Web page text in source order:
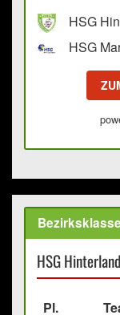
HSG
HSG
HSG Hinterland
Pl.